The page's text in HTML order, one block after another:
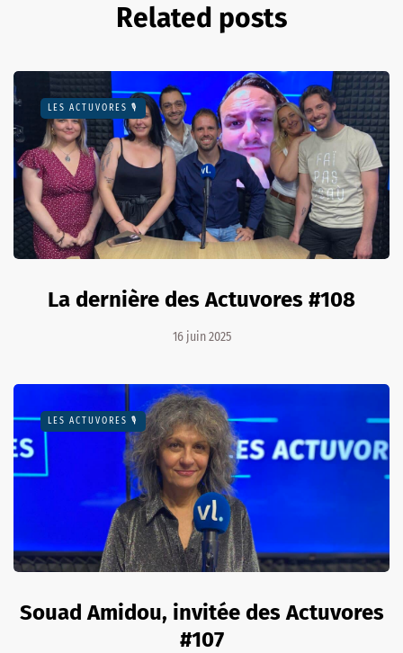
Related posts
LES ACTUVORES 🎙
La dernière des Actuvores #108
16 juin 2025
LES ACTUVORES 🎙
Souad Amidou, invitée des Actuvores
#107